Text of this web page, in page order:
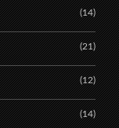
(14)
(21)
(12)
(14)